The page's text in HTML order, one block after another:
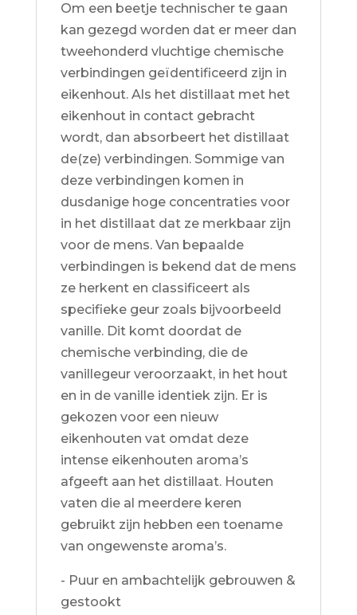
Om een beetje technischer te gaan
kan gezegd worden dat er meer dan
tweehonderd vluchtige chemische
verbindingen geïdentificeerd zijn in
eikenhout. Als het distillaat met het
eikenhout in contact gebracht
wordt, dan absorbeert het distillaat
de(ze) verbindingen. Sommige van
deze verbindingen komen in
dusdanige hoge concentraties voor
in het distillaat dat ze merkbaar zijn
voor de mens. Van bepaalde
verbindingen is bekend dat de mens
ze herkent en classificeert als
specifieke geur zoals bijvoorbeeld
vanille. Dit komt doordat de
chemische verbinding, die de
vanillegeur veroorzaakt, in het hout
en in de vanille identiek zijn. Er is
gekozen voor een nieuw
eikenhouten vat omdat deze
intense eikenhouten aroma’s
afgeeft aan het distillaat. Houten
vaten die al meerdere keren
gebruikt zijn hebben een toename
van ongewenste aroma’s.
- Puur en ambachtelijk gebrouwen &
gestookt